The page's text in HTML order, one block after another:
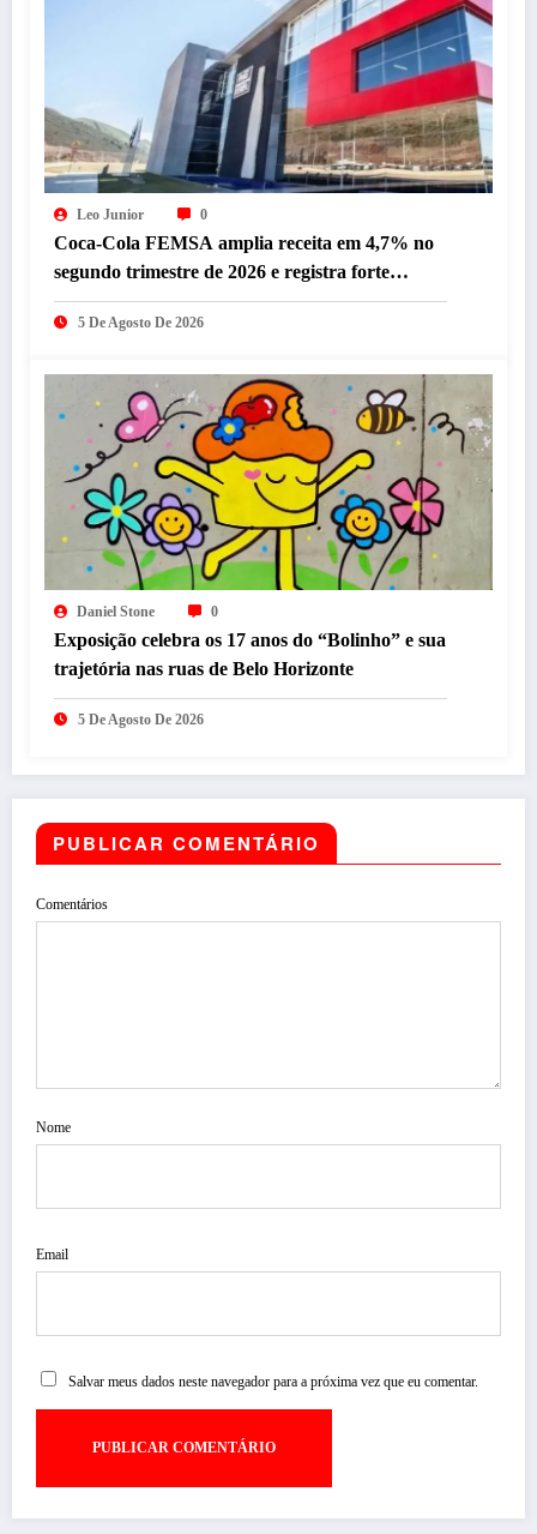
Leo Junior 0
Coca-Cola FEMSA amplia receita em 4,7% no
segundo trimestre de 2026 e registra forte
desempenho da operação brasileira
5 De Agosto De 2026
Daniel Stone 0
Exposição celebra os 17 anos do “Bolinho” e sua
trajetória nas ruas de Belo Horizonte
5 De Agosto De 2026
PUBLICAR COMENTÁRIO
Comentários
Nome
Email
Salvar meus dados neste navegador para a próxima vez que eu comentar.